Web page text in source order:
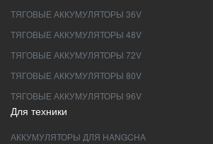
ТЯГОВЫЕ АККУМУЛЯТОРЫ 36V
ТЯГОВЫЕ АККУМУЛЯТОРЫ 48V
ТЯГОВЫЕ АККУМУЛЯТОРЫ 72V
ТЯГОВЫЕ АККУМУЛЯТОРЫ 80V
ТЯГОВЫЕ АККУМУЛЯТОРЫ 96V
Для техники
АККУМУЛЯТОРЫ ДЛЯ HANGCHA